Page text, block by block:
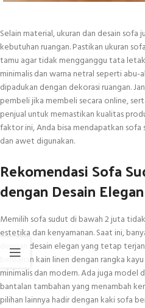
Selain material, ukuran dan desain sofa
kebutuhan ruangan. Pastikan ukuran
tamu agar tidak mengganggu tata
minimalis dan warna netral seperti
dipadukan dengan dekorasi ruangan.
pembeli jika membeli secara online,
penjual untuk memastikan kualitas
faktor ini, Anda bisa mendapatkan
dan awet digunakan.
Rekomendasi Sofa
dengan Desain Elegan
Memilih sofa sudut di bawah 2 juta
estetika dan kenyamanan. Saat ini,
dengan desain elegan yang tetap
berbahan kain linen dengan rangka
minimalis dan modern. Ada juga model
bantalan tambahan yang menambah
pilihan lainnya hadir dengan kaki sofa